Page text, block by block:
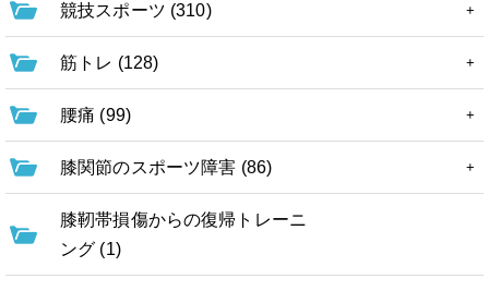
競技スポーツ (310)
筋トレ (128)
腰痛 (99)
膝関節のスポーツ障害 (86)
膝靭帯損傷からの復帰トレーニ
ング (1)